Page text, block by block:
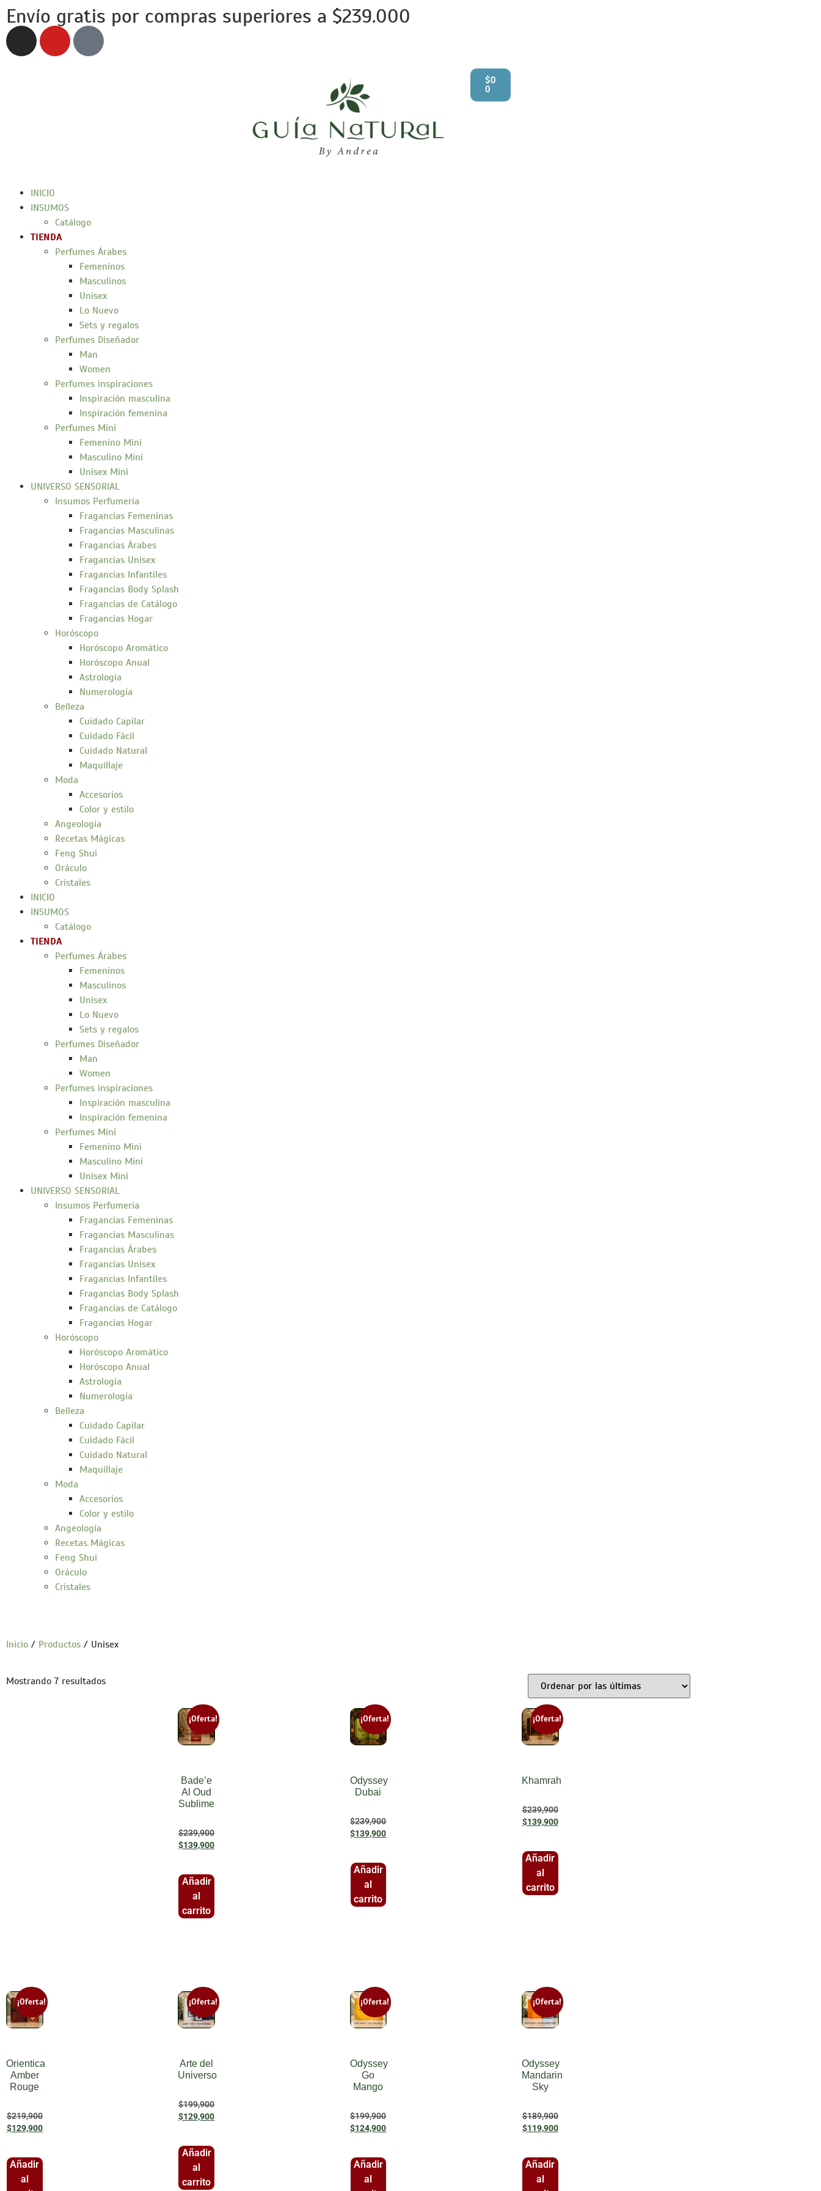
Envío gratis por compras superiores a $239.000
$0
0
INICIO
INSUMOS
Catálogo
TIENDA
Perfumes Árabes
Femeninos
Masculinos
Unisex
Lo Nuevo
Sets y regalos
Perfumes Diseñador
Man
Women
Perfumes inspiraciones
Inspiración masculina
Inspiración femenina
Perfumes Mini
Femenino Mini
Masculino Mini
Unisex Mini
UNIVERSO SENSORIAL
Insumos Perfumería
Fragancias Femeninas
Fragancias Masculinas
Fragancias Árabes
Fragancias Unisex
Fragancias Infantiles
Fragancias Body Splash
Fragancias de Catálogo
Fragancias Hogar
Horóscopo
Horóscopo Aromático
Horóscopo Anual
Astrología
Numerología
Belleza
Cuidado Capilar
Cuidado Fácil
Cuidado Natural
Maquillaje
Moda
Accesorios
Color y estilo
Angeología
Recetas Mágicas
Feng Shui
Oráculo
Cristales
INICIO
INSUMOS
Catálogo
TIENDA
Perfumes Árabes
Femeninos
Masculinos
Unisex
Lo Nuevo
Sets y regalos
Perfumes Diseñador
Man
Women
Perfumes inspiraciones
Inspiración masculina
Inspiración femenina
Perfumes Mini
Femenino Mini
Masculino Mini
Unisex Mini
UNIVERSO SENSORIAL
Insumos Perfumería
Fragancias Femeninas
Fragancias Masculinas
Fragancias Árabes
Fragancias Unisex
Fragancias Infantiles
Fragancias Body Splash
Fragancias de Catálogo
Fragancias Hogar
Horóscopo
Horóscopo Aromático
Horóscopo Anual
Astrología
Numerología
Belleza
Cuidado Capilar
Cuidado Fácil
Cuidado Natural
Maquillaje
Moda
Accesorios
Color y estilo
Angeología
Recetas Mágicas
Feng Shui
Oráculo
Cristales
Inicio / Productos / Unisex
Mostrando 7 resultados
¡Oferta!
Bade’e
Al Oud
Sublime
$239,900
$139,900
Añadir
al
carrito
¡Oferta!
Odyssey
Dubai
$239,900
$139,900
Añadir
al
carrito
¡Oferta!
Khamrah
$239,900
$139,900
Añadir
al
carrito
¡Oferta!
Orientica
Amber
Rouge
$219,900
$129,900
Añadir
al
¡Oferta!
Arte del
Universo
$199,900
$129,900
Añadir
al
carrito
¡Oferta!
Odyssey
Go
Mango
$199,900
$124,900
Añadir
al
¡Oferta!
Odyssey
Mandarin
Sky
$189,900
$119,900
Añadir
al